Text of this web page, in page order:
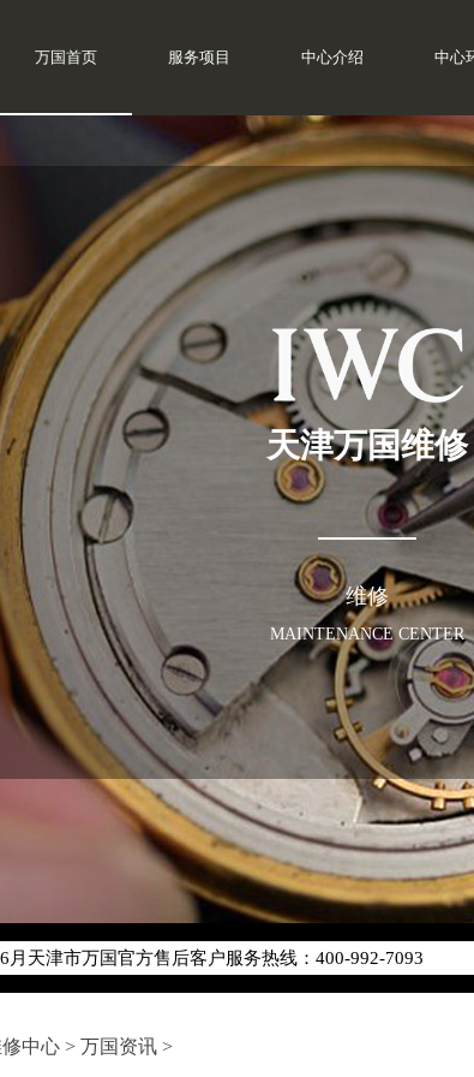
万国首页 服务项目 中心介绍 中心
天津万国维修
维修
MAINTENANCE CENTER
6月万国天津市售后服务网络优化升级公告
月万国售后服务中心最新网点地址：
平区赤峰道136号天津国际金融中心写字楼26层2603室（
中心 > 万国资讯 >